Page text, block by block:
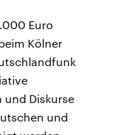
Euro
Kölner
und Diskurse
und